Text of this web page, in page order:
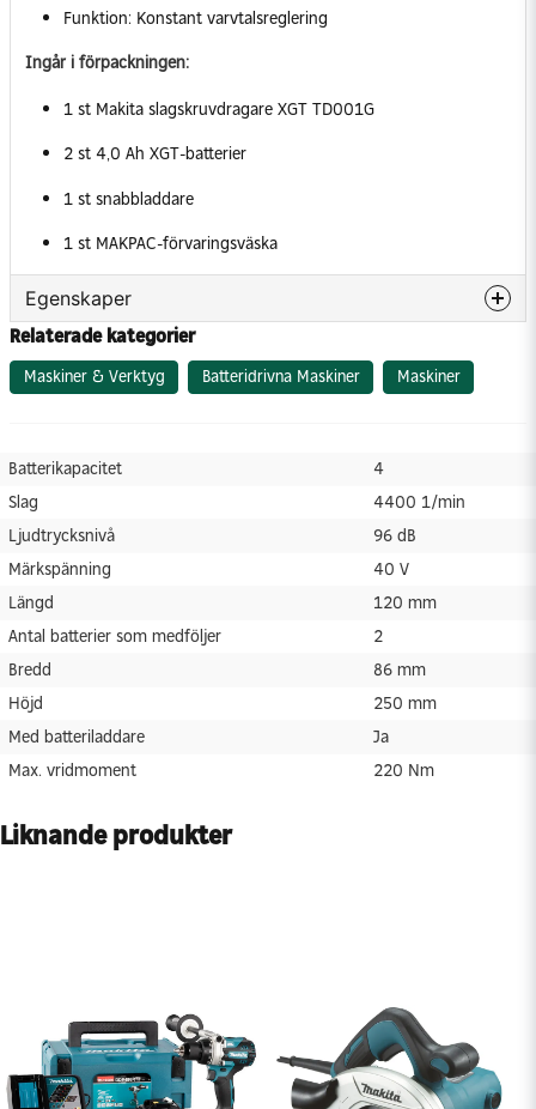
Funktion: Konstant varvtalsreglering
Ingår i förpackningen:
1 st Makita slagskruvdragare XGT TD001G
2 st 4,0 Ah XGT-batterier
1 st snabbladdare
1 st MAKPAC-förvaringsväska
Egenskaper
Batterikapacitet
Slag
4400 1/min
Längd
120 mm
Antal batterier som medföljer
2
Bredd
86 mm
Höjd
250 mm
Med batteriladdare
Ja
Max. vridmoment
220 Nm
Relaterade kategorier
Maskiner & Verktyg Batteridrivna Maskiner Maskiner
Batterikapacitet
4
Slag
4400 1/min
Ljudtrycksnivå
96 dB
Märkspänning
40 V
Längd
120 mm
Antal batterier som medföljer
2
Bredd
86 mm
Höjd
250 mm
Med batteriladdare
Ja
Max. vridmoment
220 Nm
Liknande produkter